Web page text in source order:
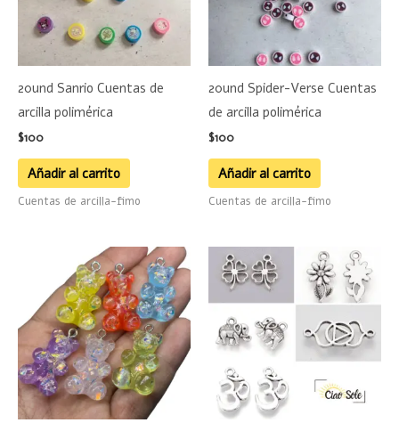
20und Sanrio Cuentas de
arcilla polimérica
$100
Añadir al carrito
Cuentas de arcilla-fimo
20und Spider-Verse Cuentas
de arcilla polimérica
$100
Añadir al carrito
Cuentas de arcilla-fimo
Este
producto
tiene
múltiples
variantes.
Las
opciones
Este
producto
tiene
opciones